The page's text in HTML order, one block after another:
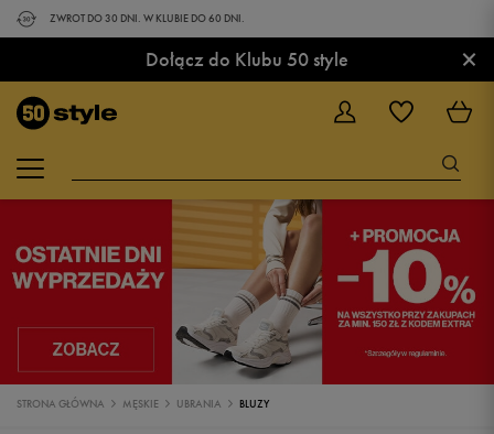
ZWROT DO 30 DNI. W KLUBIE DO 60 DNI.
Dołącz do Klubu 50 style ×
STRONA GŁÓWNA MĘSKIE UBRANIA BLUZY